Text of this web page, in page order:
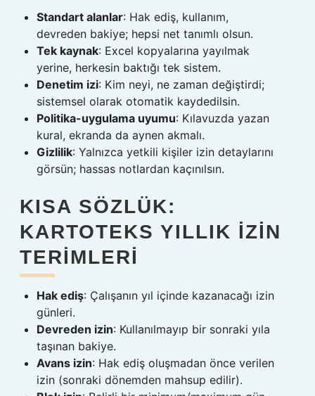
Standart alanlar: Hak ediş, kullanım,
devreden bakiye; hepsi net tanımlı olsun.
Tek kaynak: Excel kopyalarına yayılmak
yerine, herkesin baktığı tek sistem.
Denetim izi: Kim neyi, ne zaman değiştirdi;
sistemsel olarak otomatik kaydedilsin.
Politika-uygulama uyumu: Kılavuzda yazan
kural, ekranda da aynen akmalı.
Gizlilik: Yalnızca yetkili kişiler izin detaylarını
görsün; hassas notlardan kaçınılsın.
KISA SÖZLÜK:
KARTOTEKS YILLIK İZIN
TERIMLERI
Hak ediş: Çalışanın yıl içinde kazanacağı izin
günleri.
Devreden izin: Kullanılmayıp bir sonraki yıla
taşınan bakiye.
Avans izin: Hak ediş oluşmadan önce verilen
izin (sonraki dönemden mahsup edilir).